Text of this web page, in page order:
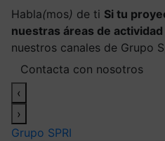
Habla(mos) de ti Si tu
nuestras áreas de actividad
nuestros canales de Grupo
Contacta con nosotros
‹
›
Grupo SPRI